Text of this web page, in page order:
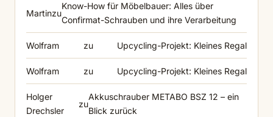
Martinzu
Know-How für Möbelbauer: Alles über
Confirmat-Schrauben und ihre Verarbeitung
Wolfram zu Upcycling-Projekt: Kleines Regal
Wolfram zu Upcycling-Projekt: Kleines Regal
Holger
Drechsler
zu
Akkuschrauber METABO BSZ 12 – ein
Blick zurück